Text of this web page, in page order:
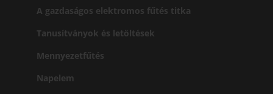
A gazdaságos elektromos fűtés titka
Tanusítványok és letöltések
Mennyezetfűtés
Napelem